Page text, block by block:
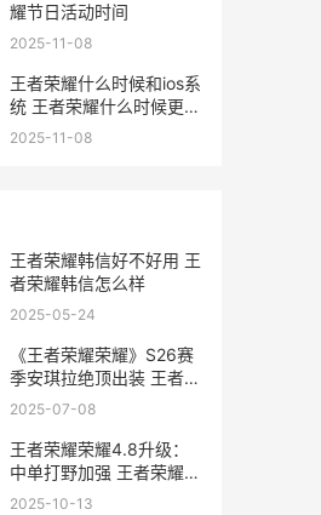
耀节日活动时间
2025-11-08
王者荣耀什么时候和ios系
统 王者荣耀什么时候更新
好苹果
2025-11-08
王者荣耀韩信好不好用 王
者荣耀韩信怎么样
2025-05-24
《王者荣耀荣耀》S26赛
季安琪拉绝顶出装 王者荣
耀荣耀之章
2025-07-08
王者荣耀荣耀4.8升级：
中单打野加强 王者荣耀荣
耀称号哪个含金量最高
2025-10-13